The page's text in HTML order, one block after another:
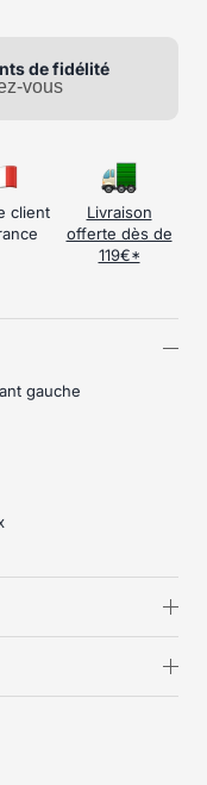
de fidélité
vous
client
Livraison
offerte dès de
119€*
gauche